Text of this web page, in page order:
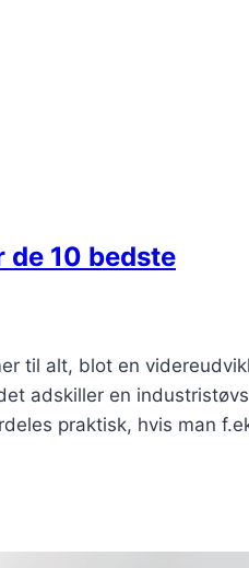
de 10 bedste
til alt, blot en
adskiller en
praktisk, hvis man